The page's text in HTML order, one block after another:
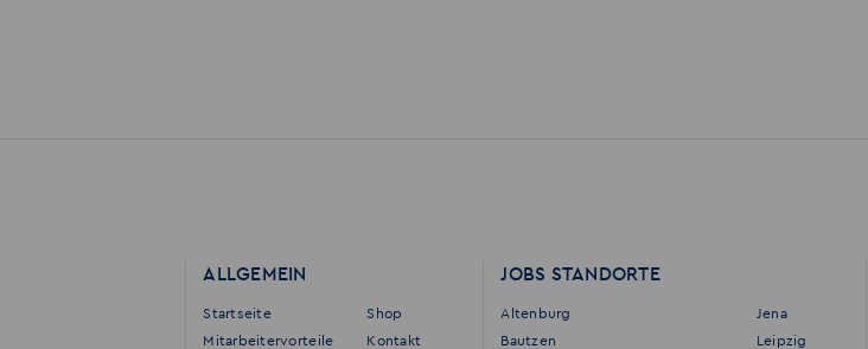
ALLGEMEIN
Startseite
Mitarbeitervorteile
Shop
Kontakt
JOBS STANDORTE
Altenburg
Bautzen
Jena
Leipzig